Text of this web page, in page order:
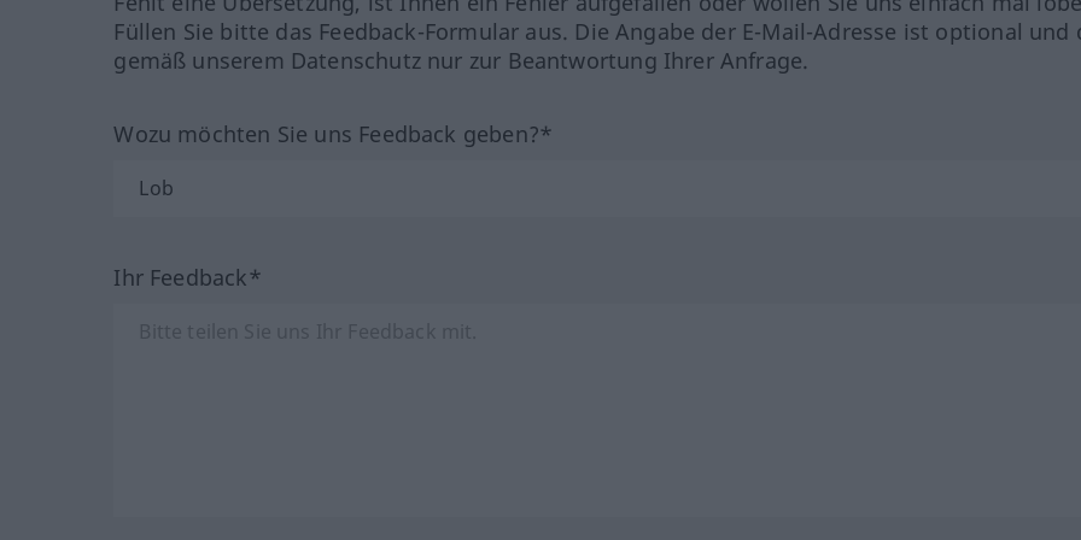
Füllen Sie bitte das Feedback-Formular aus. Die Angabe der E-Mail-Adresse ist optional und
gemäß unserem Datenschutz nur zur Beantwortung Ihrer Anfrage.
Wozu möchten Sie uns Feedback geben?*
Ihr Feedback*